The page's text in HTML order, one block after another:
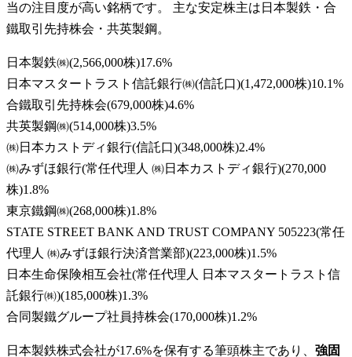
当の注目度が高い銘柄です。 主な安定株主は日本製鉄・合
鐵取引先持株会・共英製鋼。
日本製鉄㈱(2,566,000株)17.6%
日本マスタートラスト信託銀行㈱(信託口)(1,472,000株)10.1%
合鐵取引先持株会(679,000株)4.6%
共英製鋼㈱(514,000株)3.5%
㈱日本カストディ銀行(信託口)(348,000株)2.4%
㈱みずほ銀行(常任代理人 ㈱日本カストディ銀行)(270,000
株)1.8%
東京鐵鋼㈱(268,000株)1.8%
STATE STREET BANK AND TRUST COMPANY 505223(常任
代理人 ㈱みずほ銀行決済営業部)(223,000株)1.5%
日本生命保険相互会社(常任代理人 日本マスタートラスト信
託銀行㈱)(185,000株)1.3%
合同製鐵グループ社員持株会(170,000株)1.2%
日本製鉄株式会社が17.6%を保有する筆頭株主であり、 強固